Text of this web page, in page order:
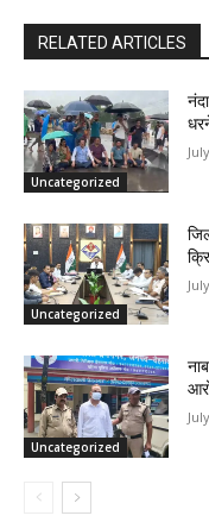
RELATED ARTICLES
Uncategorized
Uncategorized
Uncategorized